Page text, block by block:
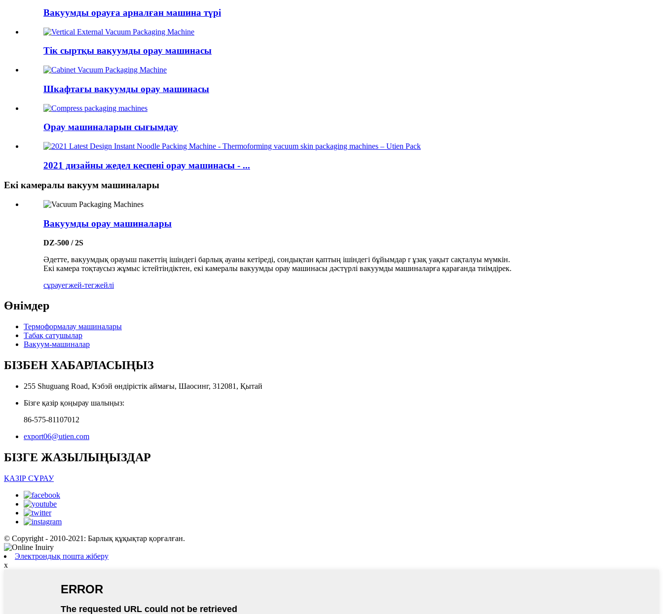
Вакуумды орауға арналған машина түрі
Тік сыртқы вакуумды орау машинасы
Шкафтағы вакуумды орау машинасы
Орау машиналарын сығымдау
2021 дизайны жедел кеспені орау машинасы - ...
Екі камералы вакуум машиналары
Вакуумды орау машиналары
DZ-500 / 2S
Әдетте, вакуумдық орауыш пакеттің ішіндегі барлық ауаны кетіреді, сондықтан қаптың ішіндегі бұйымдар r ұзақ уақыт сақталуы мүмкін.
Екі камера тоқтаусыз жұмыс істейтіндіктен, екі камералы вакуумды орау машинасы дәстүрлі вакуумды машиналарға қарағанда тиімдірек.
сұрауегжей-тегжейлі
Өнімдер
Термоформалау машиналары
Табақ сатушылар
Вакуум-машиналар
БІЗБЕН ХАБАРЛАСЫҢЫЗ
255 Shuguang Road, Кэбэй өндірістік аймағы, Шаосинг, 312081, Қытай
Бізге қазір қоңырау шалыңыз:
86-575-81107012
export06@utien.com
БІЗГЕ ЖАЗЫЛЫҢЫЗДАР
ҚАЗІР СҰРАУ
© Copyright - 2010-2021: Барлық құқықтар қорғалған.
Электрондық пошта жіберу
x